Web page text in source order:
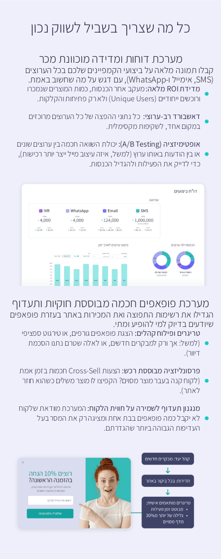
כל מה שצריך בשביל לשווק נכון​
מערכת דוחות ומדידה מוכוונת מכר
קבלו תמונה מלאה על ביצועי הקמפיינים שלכם בכל הערוצים
(SMS, אימייל ו-WhatsApp), עם דגש על מה שחשוב באמת.
מדידת ROI מלאה:
מעקב אחר הכנסות, כמות המוצרים שנמכרו
ורוכשים ייחודיים (Unique Users) ולא רק פתיחות והקלקות.
דאשבורד רב-ערוצי: כל נתוני ההפצה של כל הערוצים מרוכזים
במקום אחד, לשקיפות מקסימלית.
אופטימיזציה (A/B Testing):
יכולת השוואה חכמה בין ערוצים שונים
או בין הודעות באותו ערוץ (למשל, איזה עיצוב מייל ייצר יותר רכישות),
כדי לדייק את הפעילות ולהגדיל הכנסות.
מערכת פופאפים חכמה מבוססת חוקיות ותעדוף
הגדילו את רשימות התפוצה ואת המכירות באתר בעזרת פופאפים
שיודעים בדיוק למי להופיע ומתי.
טריגרים ופילוח קהלים: הצגת פופאפים גורפים, או טירגוט ספציפי
(למשל: אך ורק למבקרים חדשים, או לאלה שטרם נתנו הסכמת
דיוור).
פרסונליזציה מבוססת רכש:
הצעות Cross-Sell חכמות בזמן אמת
(לקוח קנה בעבר מוצר מסוים? הקפיצו לו מוצר משלים כשהוא חוזר
לאתר).
מנגנון תעדוף לשמירה על חווית הלקוח:המערכת מוודאת שלקוח
לא יקבל כמה פופאפים בבת אחת ומציגה רק את המסר בעל
העדיפות הגבוהה ביותר שהגדרתם.